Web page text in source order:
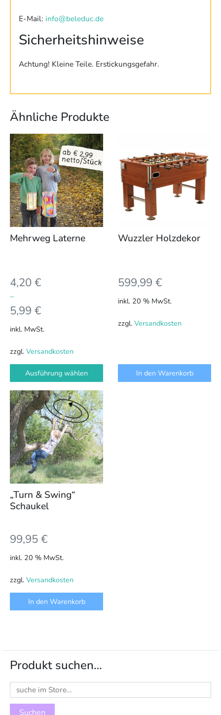
E-Mail: info@beleduc.de
Sicherheitshinweise
Achtung! Kleine Teile. Erstickungsgefahr.
Ähnliche Produkte
Mehrweg Laterne
4,20€
–
5,99 €
inkl. MwSt.
zzgl. Versandkosten
Ausführung wählen
Dieses
Produkt
weist
mehrere
Varianten
auf.
Die
Optionen
können
gewählt
Wuzzler Holzdekor
599,99 €
inkl. 20 % MwSt.
zzgl. Versandkosten
In den Warenkorb
„Turn & Swing“
Schaukel
99,95€
inkl. 20 % MwSt.
zzgl. Versandkosten
In den Warenkorb
Produkt suchen…
Suchen
nach: